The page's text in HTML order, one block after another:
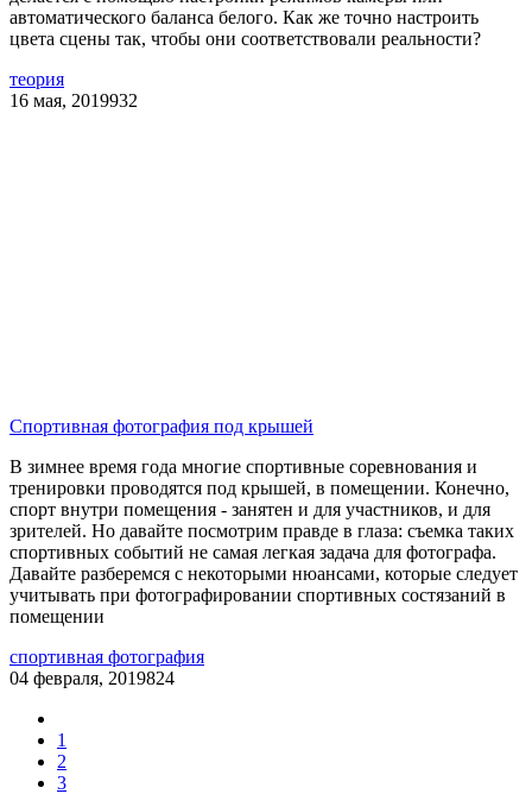
автоматического баланса белого. Как же точно настроить
цвета сцены так, чтобы они соответствовали реальности?
теория
16 мая, 2019932
Спортивная фотография под крышей
В зимнее время года многие спортивные соревнования и
тренировки проводятся под крышей, в помещении. Конечно,
спорт внутри помещения - занятен и для участников, и для
зрителей. Но давайте посмотрим правде в глаза: съемка таких
спортивных событий не самая легкая задача для фотографа.
Давайте разберемся с некоторыми нюансами, которые следует
учитывать при фотографировании спортивных состязаний в
помещении
спортивная фотография
04 февраля, 2019824
1
2
3